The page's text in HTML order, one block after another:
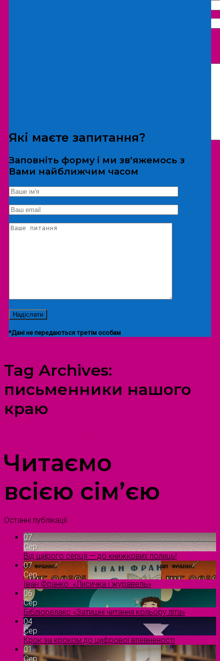
*Дані не передаються третім особам
Екскурсія/локація
Які маєте запитання?
Заповніть форму і ми зв'яжемось з
Вами найближчим часом
*Дані не передаються третім особам
Tag Archives:
письменники нашого
краю
Читаємо
всією сім’єю
Останні публікації
07
Сер
Від щирого серця — до книжкових полиць!
07
Сер
Іван Франко. «Лисичка і журавель»
06
Сер
Бібліорелакс «Затишні читання кольору літа»
04
Сер
Крок за кроком до цифрової впевненості
01
Сер